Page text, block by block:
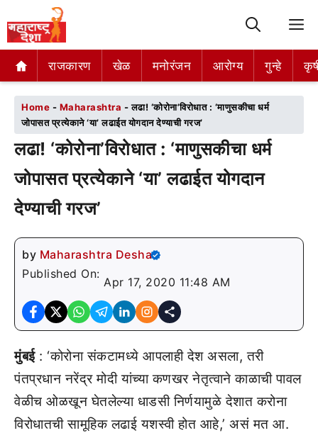
राजकारण खेळ मनोरंजन आरोग्य गुन्हे
राजकारण खेळ मनोरंजन आरोग्य गुन्हे
Home - Maharashtra -लढा! ‘कोरोना’विरोधात : ‘माणुसकीचा धर्म
जोपासत प्रत्येकाने ‘या’ लढाईत योगदान देण्याची गरज’
लढा! ‘कोरोना’विरोधात : ‘माणुसकीचा धर्म
जोपासत प्रत्येकाने ‘या’ लढाईत योगदान
देण्याची गरज’
by Maharashtra Desha
Published On:
Apr 17, 2020 11:48 AM
मुंबई: ‘कोरोना संकटामध्ये आपलाही देश असला, तरी
पंतप्रधान नरेंद्र मोदी यांच्या कणखर नेतृत्वाने काळाची पावल
वेळीच ओळखून घेतलेल्या धाडसी निर्णयामुळे देशात करोना
विरोधातची सामूहिक लढाई यशस्वी होत आहे,’ असं मत आ.